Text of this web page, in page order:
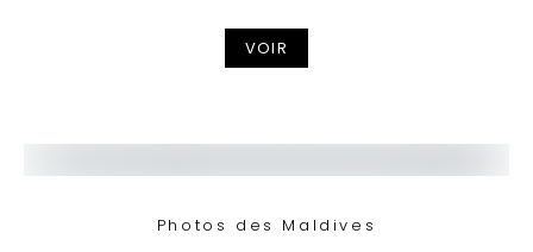
VOIR
Photos des Maldives